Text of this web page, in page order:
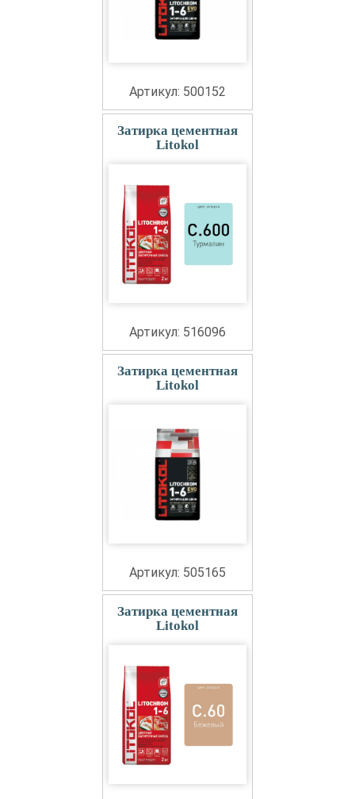
Артикул: 500152
Затирка цементная
Litokol
Артикул: 516096
Затирка цементная
Litokol
Артикул: 505165
Затирка цементная
Litokol